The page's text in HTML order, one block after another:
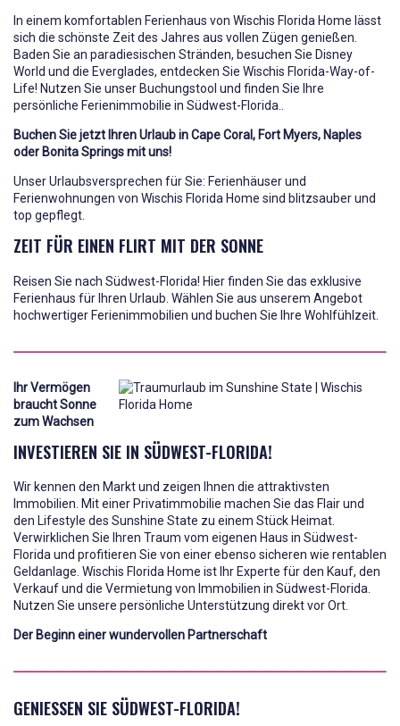
In einem komfortablen Ferienhaus von Wischis Florida Home lässt
sich die schönste Zeit des Jahres aus vollen Zügen genießen.
Baden Sie an paradiesischen Stränden, besuchen Sie Disney
World und die Everglades, entdecken Sie Wischis Florida-Way-of-
Life! Nutzen Sie unser Buchungstool und finden Sie Ihre
persönliche Ferienimmobilie in Südwest-Florida..
Buchen Sie jetzt Ihren Urlaub in Cape Coral, Fort Myers, Naples
oder Bonita Springs mit uns!
Unser Urlaubsversprechen für Sie: Ferienhäuser und
Ferienwohnungen von Wischis Florida Home sind blitzsauber und
top gepflegt.
ZEIT FÜR EINEN FLIRT MIT DER SONNE
Reisen Sie nach Südwest-Florida! Hier finden Sie das exklusive
Ferienhaus für Ihren Urlaub. Wählen Sie aus unserem Angebot
hochwertiger Ferienimmobilien und buchen Sie Ihre Wohlfühlzeit.
Ihr Vermögen
braucht Sonne
zum Wachsen
INVESTIEREN SIE IN SÜDWEST-FLORIDA!
Wir kennen den Markt und zeigen Ihnen die attraktivsten
Immobilien. Mit einer Privatimmobilie machen Sie das Flair und
den Lifestyle des Sunshine State zu einem Stück Heimat.
Verwirklichen Sie Ihren Traum vom eigenen Haus in Südwest-
Florida und profitieren Sie von einer ebenso sicheren wie rentablen
Geldanlage. Wischis Florida Home ist Ihr Experte für den Kauf, den
Verkauf und die Vermietung von Immobilien in Südwest-Florida.
Nutzen Sie unsere persönliche Unterstützung direkt vor Ort.
Der Beginn einer wundervollen Partnerschaft
GENIESSEN SIE SÜDWEST-FLORIDA!